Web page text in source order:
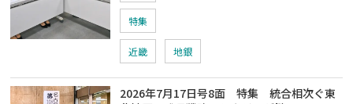
特集
近畿 地銀
2026年7月17日号8面 特集 統合相次ぐ東